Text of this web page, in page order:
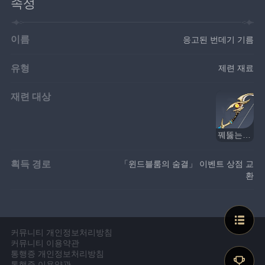
속성
이름 응고된 번데기 기름
유형 제련 재료
재련 대상
획득 경로
「윈드블룸의 숨결」 이벤트 상점 교
환
커뮤니티 개인정보처리방침
커뮤니티 이용약관
통행증 개인정보처리방침